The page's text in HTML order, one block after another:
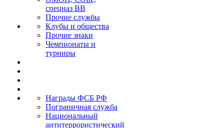
спецназ ВВ
Прочие службы
Клубы и общества
Прочие знаки
Чемпионаты и
турниры
Награды ФСБ РФ
Пограничная служба
Национальный
антитеррористический